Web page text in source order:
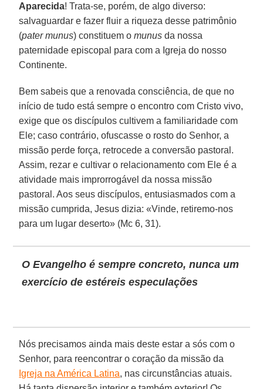
Aparecida! Trata-se, porém, de algo diverso:
salvaguardar e fazer fluir a riqueza desse patrimônio
(pater munus) constituem omunus da nossa
paternidade episcopal para com a Igreja do nosso
Continente.
Bem sabeis que a renovada consciência, de que no
início de tudo está sempre o encontro com Cristo vivo,
exige que os discípulos cultivem a familiaridade com
Ele; caso contrário, ofuscasse o rosto do Senhor, a
missão perde força, retrocede a conversão pastoral.
Assim, rezar e cultivar o relacionamento com Ele é a
atividade mais improrrogável da nossa missão
pastoral. Aos seus discípulos, entusiasmados com a
missão cumprida, Jesus dizia: «Vinde, retiremo-nos
para um lugar deserto» (Mc 6, 31).
O Evangelho é sempre concreto, nunca um
exercício de estéreis especulações
Nós precisamos ainda mais deste estar a sós com o
Senhor, para reencontrar o coração da missão da
Igreja na América Latina, nas circunstâncias atuais.